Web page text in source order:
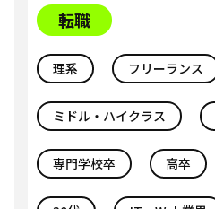
転職
理系 フリーランス
ミドル・ハイクラス
専門学校卒 高卒